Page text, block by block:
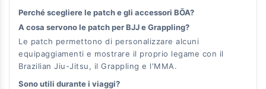
Perché scegliere le patch e gli accessori BŌA?
A cosa servono le patch per BJJ e Grappling?
Le patch permettono di personalizzare alcuni
equipaggiamenti e mostrare il proprio legame con il
Brazilian Jiu-Jitsu, il Grappling e l'MMA.
Sono utili durante i viaggi?